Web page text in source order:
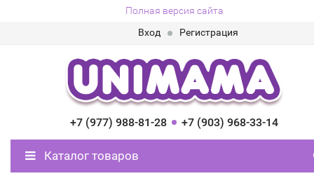
Полная версия сайта
Вход
Регистрация
+7 (977) 988-81-28 +7 (903) 968-33-14
Каталог товаров